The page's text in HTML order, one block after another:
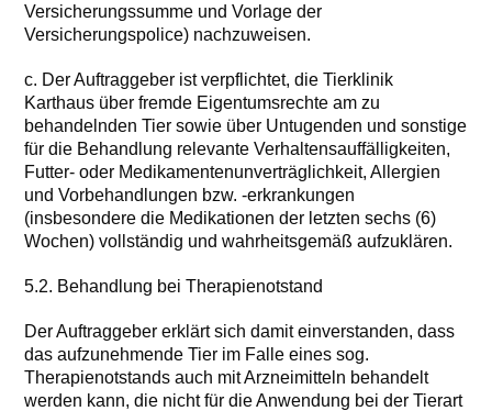
Versicherungssumme und Vorlage der
Versicherungspolice) nachzuweisen.
c. Der Auftraggeber ist verpflichtet, die Tierklinik
Karthaus über fremde Eigentumsrechte am zu
behandelnden Tier sowie über Untugenden und sonstige
für die Behandlung relevante Verhaltensauffälligkeiten,
Futter- oder Medikamentenunverträglichkeit, Allergien
und Vorbehandlungen bzw. -erkrankungen
(insbesondere die Medikationen der letzten sechs (6)
Wochen) vollständig und wahrheitsgemäß aufzuklären.
5.2. Behandlung bei Therapienotstand
Der Auftraggeber erklärt sich damit einverstanden, dass
das aufzunehmende Tier im Falle eines sog.
Therapienotstands auch mit Arzneimitteln behandelt
werden kann, die nicht für die Anwendung bei der Tierart